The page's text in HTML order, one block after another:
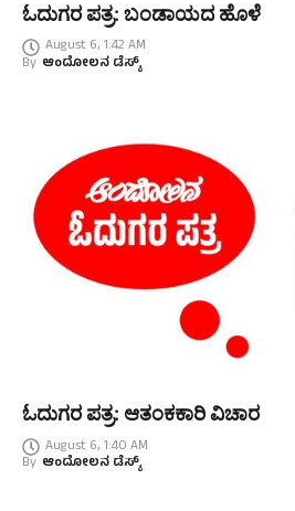
ಓದುಗರ ಪತ್ರ: ಬಂಡಾಯದ ಹೊಳೆ
August 6, 1:42 AM
By ಆಂದೋಲನ ಡೆಸ್ಕ್
ಓದುಗರ ಪತ್ರ: ಆತಂಕಕಾರಿ ವಿಚಾರ
August 6, 1:40 AM
By ಆಂದೋಲನ ಡೆಸ್ಕ್